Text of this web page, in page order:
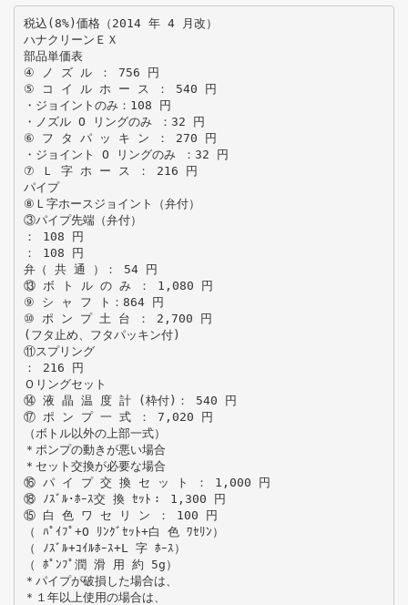
税込(8%)価格（2014 年 4 月改）
ハナクリーンＥＸ
部品単価表
④ ノ ズ ル ： 756 円
⑤ コ イ ル ホ ー ス ： 540 円
・ジョイントのみ：108 円
・ノズル O リングのみ ：32 円
⑥ フ タ パ ッ キ ン ： 270 円
・ジョイント O リングのみ ：32 円
⑦ Ｌ 字 ホ ー ス ： 216 円
パイプ
⑧Ｌ字ホースジョイント（弁付）
③パイプ先端（弁付）
： 108 円
： 108 円
弁（ 共 通 ）： 54 円
⑬ ボ ト ル の み ： 1,080 円
⑨ シ ャ フ ト：864 円
⑩ ポ ン プ 土 台 ： 2,700 円
(フタ止め、フタパッキン付)
⑪スプリング
： 216 円
Ｏリングセット
⑭ 液 晶 温 度 計 (枠付)： 540 円
⑰ ポ ン プ 一 式 ： 7,020 円
（ボトル以外の上部一式）
＊ポンプの動きが悪い場合
＊セット交換が必要な場合
⑯ パ イ プ 交 換 セ ッ ト ： 1,000 円
⑱ ﾉｽﾞﾙ･ﾎｰｽ交 換 ｾｯﾄ： 1,300 円
⑮ 白 色 ワ セ リ ン ： 100 円
（ ﾊﾟｲﾌﾟ+O ﾘﾝｸﾞｾｯﾄ+白 色 ﾜｾﾘﾝ）
（ ﾉｽﾞﾙ+ｺｲﾙﾎｰｽ+L 字 ﾎｰｽ）
（ ﾎﾟﾝﾌﾟ潤 滑 用 約 5g）
＊パイプが破損した場合は、
＊１年以上使用の場合は、